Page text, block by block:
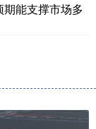
能支撑市场多